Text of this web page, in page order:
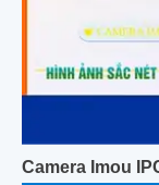
Camera Imou